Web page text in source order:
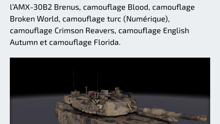
l’AMX-30B2 Brenus, camouflage Blood, camouflage
Broken World, camouflage turc (Numérique),
camouflage Crimson Reavers, camouflage English
Autumn et camouflage Florida.